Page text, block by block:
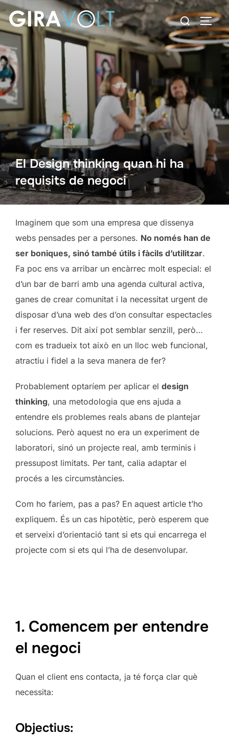
Saltar
al
contenido
Buscar:
El Design thinking quan hi ha
requisits de negoci
Imaginem que som una empresa que dissenya
webs pensades per a persones. No només han de
ser boniques, sinó també útils i fàcils d’utilitzar.
Fa poc ens va arribar un encàrrec molt especial: el
d’un bar de barri amb una agenda cultural activa,
ganes de crear comunitat i la necessitat urgent de
disposar d’una web des d’on consultar espectacles
i fer reserves. Dit així pot semblar senzill, però…
com es tradueix tot això en un lloc web funcional,
atractiu i fidel a la seva manera de fer?
Probablement optaríem per aplicar el design
thinking, una metodologia que ens ajuda a
entendre els problemes reals abans de plantejar
solucions. Però aquest no era un experiment de
laboratori, sinó un projecte real, amb terminis i
pressupost limitats. Per tant, calia adaptar el
procés a les circumstàncies.
Com ho faríem, pas a pas? En aquest article t’ho
expliquem. És un cas hipotètic, però esperem que
et serveixi d’orientació tant si ets qui encarrega el
projecte com si ets qui l’ha de desenvolupar.
1. Comencem per entendre
el negoci
Quan el client ens contacta, ja té força clar què
necessita:
Objectius: